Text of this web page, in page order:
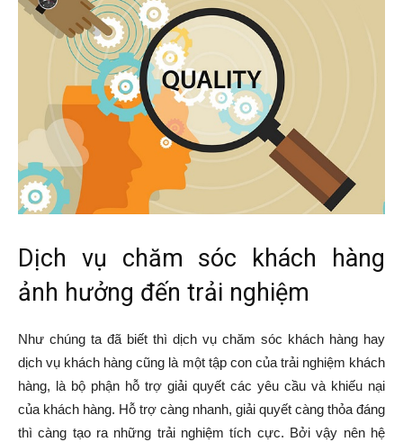
Dịch vụ chăm sóc khách hàng
ảnh hưởng đến trải nghiệm
Như chúng ta đã biết thì dịch vụ chăm sóc khách hàng hay
dịch vụ khách hàng cũng là một tập con của trải nghiệm khách
hàng, là bộ phận hỗ trợ giải quyết các yêu cầu và khiếu nại
của khách hàng. Hỗ trợ càng nhanh, giải quyết càng thỏa đáng
thì càng tạo ra những trải nghiệm tích cực. Bởi vậy nên hệ